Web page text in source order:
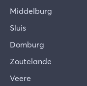
Middelburg
Sluis
Domburg
Zoutelande
Veere